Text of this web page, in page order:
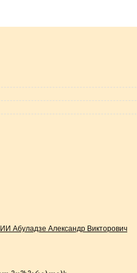
Александр Викторович